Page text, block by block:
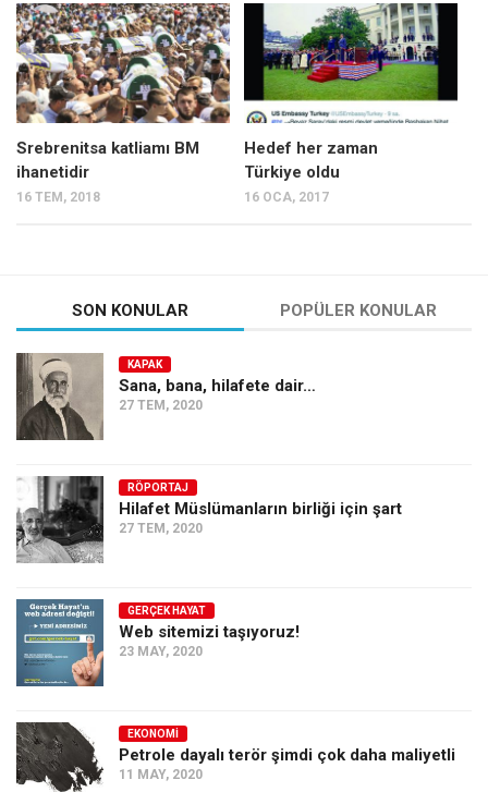
Mehmet Ali Tekin
Abir E. Nahas
Amina S. Jenenkovic
Bağdagül Öz
Esra Elönü
Kategoriler
Kültür Sanat
Kitap
Karisi kitap sualleri
7 soruda bu hafta
Ekonomi
Spor
Sağlık
Gıda-Beslenme
Türkiye
Siyaset
Srebrenitsa katliamı BM
ihanetidir
16 TEM, 2018
Hedef her zaman
Türkiye oldu
16 OCA, 2017
SON KONULAR POPÜLER KONULAR
KAPAK
Sana, bana, hilafete dair…
27 TEM, 2020
RÖPORTAJ
Hilafet Müslümanların birliği için şart
27 TEM, 2020
GERÇEK HAYAT
Web sitemizi taşıyoruz!
23 MAY, 2020
EKONOMI
Petrole dayalı terör şimdi çok daha maliyetli
11 MAY, 2020